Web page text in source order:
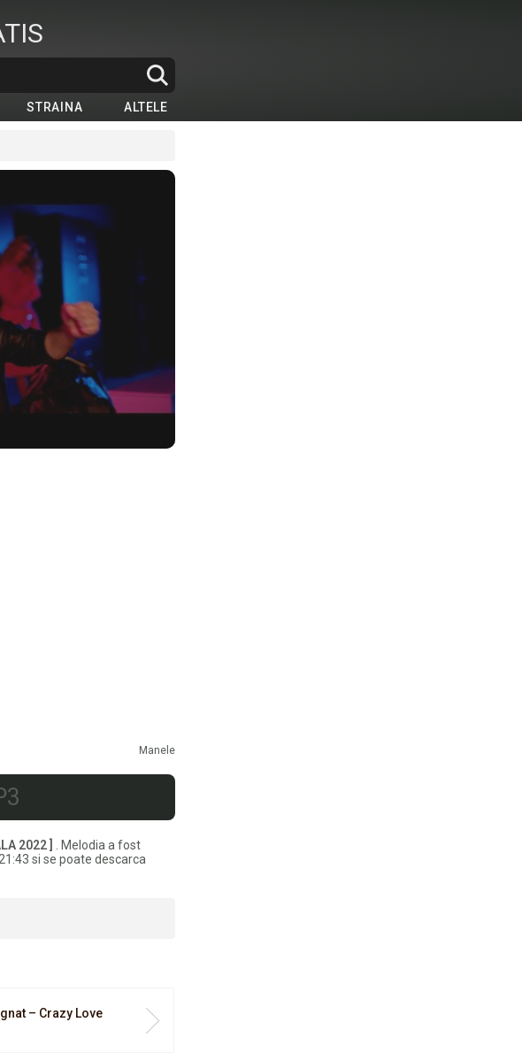
STRAINA ALTELE
Manele
2022 ]
. Melodia a fost
si se poate descarca
– Crazy Love